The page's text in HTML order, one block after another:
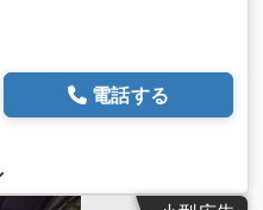
電話する